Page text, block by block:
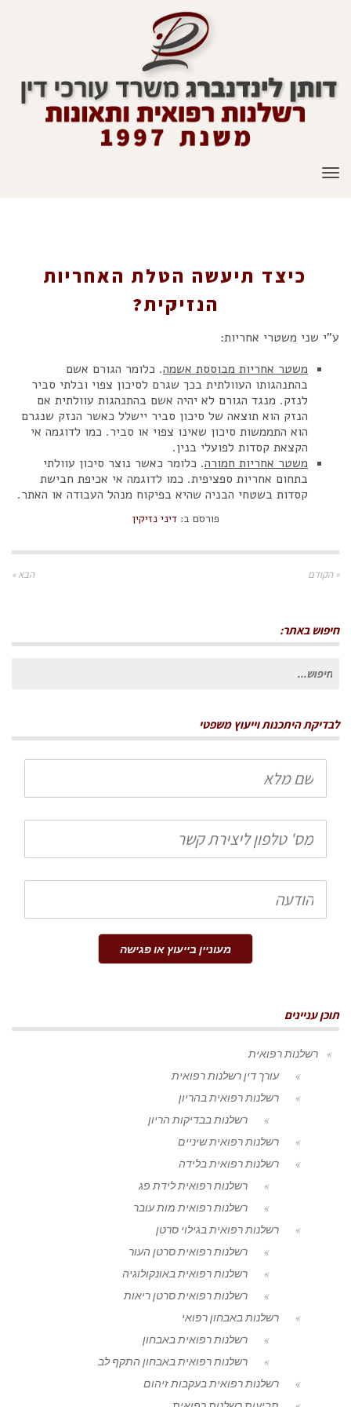
תפריט
כיצד תיעשה הטלת האחריות
הנזיקית?
ע"י שני משטרי אחריות:
משטר אחריות מבוססת אשמה. כלומר הגורם אשם
בהתנהגותו העוולתית בכך שגרם לסיכון צפוי ובלתי סביר
לנזק. מנגד הגורם לא יהיה אשם בהתנהגות עוולתית אם
הנזק הוא תוצאה של סיכון סביר יישלל כאשר הנזק שנגרם
הוא התממשות סיכון שאינו צפוי או סביר. כמו לדוגמה אי
הקצאת קסדות לפועלי בנין.
משטר אחריות חמורה. כלומר כאשר נוצר סיכון עוולתי
בתחום אחריות ספציפית. כמו לדוגמה אי אכיפת חבישת
קסדות בשטחי הבניה שהיא בפיקוח מנהל העבודה או האתר.
פורסם ב:דיני נזיקין
« הקודם הבא »
חיפוש באתר:
חיפוש
לבדיקת היתכנות וייעוץ משפטי
שם
מלא
טלפון
הודעה
מעוניין בייעוץ או פגישה
תוכן עניינים
רשלנות רפואית
עורך דין רשלנות רפואית
רשלנות רפואית בהריון
רשלנות בבדיקות הריון
רשלנות רפואית שיניים
רשלנות רפואית בלידה
רשלנות רפואית לידת פג
רשלנות רפואית מות עובר
רשלנות רפואית בגילוי סרטן
רשלנות רפואית סרטן העור
רשלנות רפואית באונקולוגיה
רשלנות רפואית סרטן ריאות
רשלנות באבחון רפואי
רשלנות רפואית באבחון
רשלנות רפואית באבחון התקף לב
רשלנות רפואית בעקבות זיהום